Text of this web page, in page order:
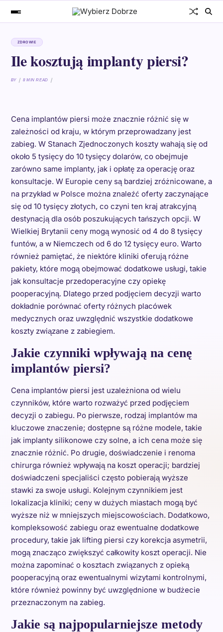
ZDROWIE
Ile kosztują implanty piersi?
BY 8 MIN READ
Cena implantów piersi może znacznie różnić się w
zależności od kraju, w którym przeprowadzany jest
zabieg. W Stanach Zjednoczonych koszty wahają się od
około 5 tysięcy do 10 tysięcy dolarów, co obejmuje
zarówno same implanty, jak i opłatę za operację oraz
konsultacje. W Europie ceny są bardziej zróżnicowane, a
na przykład w Polsce można znaleźć oferty zaczynające
się od 10 tysięcy złotych, co czyni ten kraj atrakcyjną
destynacją dla osób poszukujących tańszych opcji. W
Wielkiej Brytanii ceny mogą wynosić od 4 do 8 tysięcy
funtów, a w Niemczech od 6 do 12 tysięcy euro. Warto
również pamiętać, że niektóre kliniki oferują różne
pakiety, które mogą obejmować dodatkowe usługi, takie
jak konsultacje przedoperacyjne czy opiekę
pooperacyjną. Dlatego przed podjęciem decyzji warto
dokładnie porównać oferty różnych placówek
medycznych oraz uwzględnić wszystkie dodatkowe
koszty związane z zabiegiem.
Jakie czynniki wpływają na cenę
implantów piersi?
Cena implantów piersi jest uzależniona od wielu
czynników, które warto rozważyć przed podjęciem
decyzji o zabiegu. Po pierwsze, rodzaj implantów ma
kluczowe znaczenie; dostępne są różne modele, takie
jak implanty silikonowe czy solne, a ich cena może się
znacznie różnić. Po drugie, doświadczenie i renoma
chirurga również wpływają na koszt operacji; bardziej
doświadczeni specjaliści często pobierają wyższe
stawki za swoje usługi. Kolejnym czynnikiem jest
lokalizacja kliniki; ceny w dużych miastach mogą być
wyższe niż w mniejszych miejscowościach. Dodatkowo,
kompleksowość zabiegu oraz ewentualne dodatkowe
procedury, takie jak lifting piersi czy korekcja asymetrii,
mogą znacząco zwiększyć całkowity koszt operacji. Nie
można zapominać o kosztach związanych z opieką
pooperacyjną oraz ewentualnymi wizytami kontrolnymi,
które również powinny być uwzględnione w budżecie
przeznaczonym na zabieg.
Jakie są najpopularniejsze metody